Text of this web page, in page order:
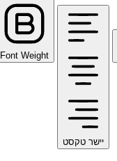
יישר טקסט
Font Weight